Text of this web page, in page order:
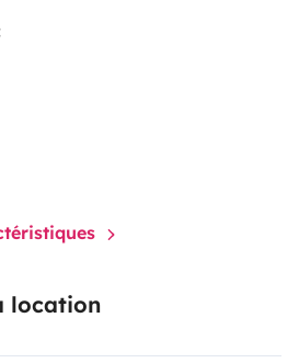
location